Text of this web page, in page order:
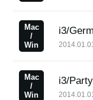
Mac
/
Win
i3/
Mac
/
Win
i3/